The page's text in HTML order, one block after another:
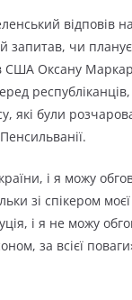
відповів
запитав, чи планує
США Оксану
які були
і я можу
зі спікером
і я не можу
за всієї